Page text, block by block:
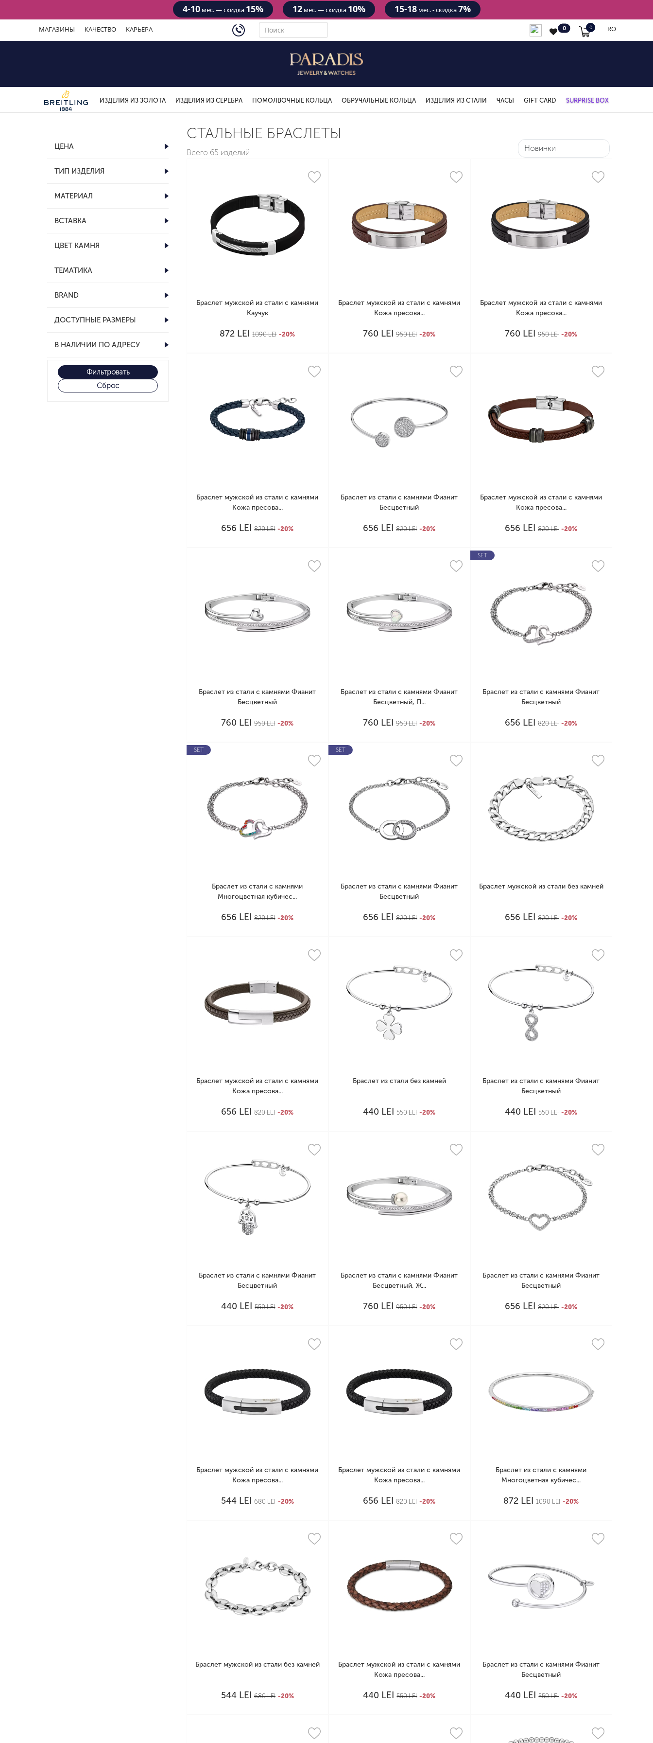
4-10мес. — скидка 15% 12мес. — скидка 10% 15-18мес. - скидка7%
МАГАЗИНЫ КАЧЕСТВО КАРЬЕРА 4434 RO
0 0
ИЗДЕЛИЯ ИЗ ЗОЛОТА ИЗДЕЛИЯ ИЗ СЕРЕБРА ПОМОЛВОЧНЫЕ КОЛЬЦА ОБРУЧАЛЬНЫЕ КОЛЬЦА ИЗДЕЛИЯ ИЗ СТАЛИ ЧАСЫ GIFT CARD SURPRISE BOX
ЦЕНА
ТИП ИЗДЕЛИЯ
МАТЕРИАЛ
ВСТАВКА
ЦВЕТ КАМНЯ
ТЕМАТИКА
BRAND
ДОСТУПНЫЕ РАЗМЕРЫ
В НАЛИЧИИ ПО АДРЕСУ
Фильтровать
Сброс
СТАЛЬНЫЕ БРАСЛЕТЫ
Всего 65 изделий
Браслет мужской из стали с камнями
Каучук
872 LEI 1090LEI -20%
Браслет мужской из стали с камнями
Кожа пресова...
760 LEI 950LEI -20%
Браслет мужской из стали с камнями
Кожа пресова...
760 LEI 950LEI -20%
Браслет мужской из стали с камнями
Кожа пресова...
656 LEI 820LEI -20%
Браслет из стали с камнями Фианит
Бесцветный
656 LEI 820LEI -20%
Браслет мужской из стали с камнями
Кожа пресова...
656 LEI 820LEI -20%
Браслет из стали с камнями Фианит
Бесцветный
760 LEI 950LEI -20%
Браслет из стали с камнями Фианит
Бесцветный, П...
760 LEI 950LEI -20%
SET
Браслет из стали с камнями Фианит
Бесцветный
656 LEI 820LEI -20%
SET
Браслет из стали с камнями
Многоцветная кубичес...
656 LEI 820LEI -20%
SET
Браслет из стали с камнями Фианит
Бесцветный
656 LEI 820LEI -20%
Браслет мужской из стали без камней
656 LEI 820LEI -20%
Браслет мужской из стали с камнями
Кожа пресова...
656 LEI 820LEI -20%
Браслет из стали без камней
440 LEI 550LEI -20%
Браслет из стали с камнями Фианит
Бесцветный
440 LEI 550LEI -20%
Браслет из стали с камнями Фианит
Бесцветный
440 LEI 550LEI -20%
Браслет из стали с камнями Фианит
Бесцветный, Ж...
760 LEI 950LEI -20%
Браслет из стали с камнями Фианит
Бесцветный
656 LEI 820LEI -20%
Браслет мужской из стали с камнями
Кожа пресова...
544 LEI 680LEI -20%
Браслет мужской из стали с камнями
Кожа пресова...
656 LEI 820LEI -20%
Браслет из стали с камнями
Многоцветная кубичес...
872 LEI 1090LEI -20%
Браслет мужской из стали без камней
544 LEI 680LEI -20%
Браслет мужской из стали с камнями
Кожа пресова...
440 LEI 550LEI -20%
Браслет из стали с камнями Фианит
Бесцветный
440 LEI 550LEI -20%